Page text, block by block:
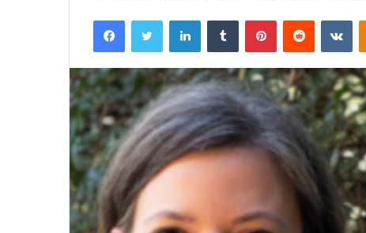
mail
FacebookTwitter LinkedinTumblr PinterestReddit VK